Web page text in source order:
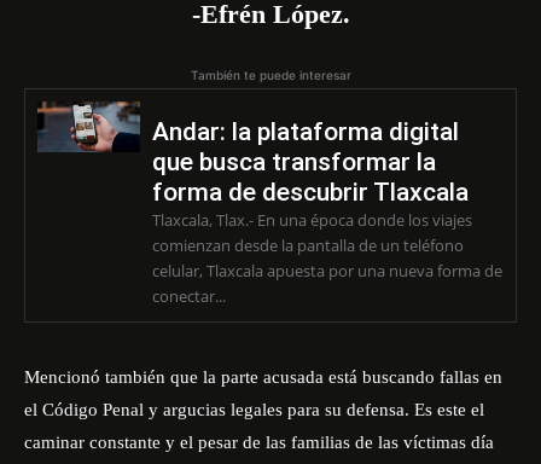
-Efrén López.
También te puede interesar
Andar: la plataforma digital
que busca transformar la
forma de descubrir Tlaxcala
Tlaxcala, Tlax.- En una época donde los viajes
comienzan desde la pantalla de un teléfono
celular, Tlaxcala apuesta por una nueva forma de
conectar...
Mencionó también que la parte acusada está buscando fallas en
el Código Penal y argucias legales para su defensa. Es este el
caminar constante y el pesar de las familias de las víctimas día